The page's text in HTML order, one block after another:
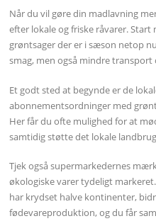
Når du vil gøre din madlavning
efter lokale og friske råvarer.
grøntsager der er i sæson netop
smag, men også mindre transport
Et godt sted at begynde er de
abonnementsordninger med
Her får du ofte mulighed for at
samtidig støtte det lokale
Tjek også supermarkedernes
økologiske varer tydeligt
har krydset halve kontinenter,
fødevareproduktion, og du får